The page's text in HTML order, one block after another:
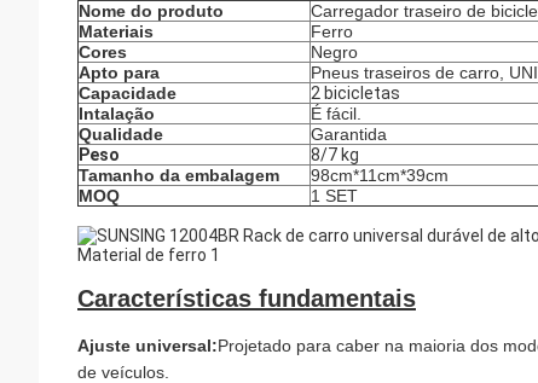
Nome do produto
Carregador traseiro de
Materiais
Ferro
Cores
Negro
Apto para
Pneus traseiros de carro,
Capacidade
2 bicicletas
Intalação
É fácil.
Qualidade
Garantida
Peso
8/7 kg
Tamanho da embalagem
98cm*11cm*39cm
MOQ
1 SET
Características fundamentais
Ajuste universal:Projetado para caber na maioria dos
de veículos.